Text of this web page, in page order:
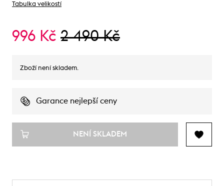
Tabulka velikostí
996 Kč 2 490 Kč
Zboží není skladem.
Garance nejlepší ceny
NENÍ SKLADEM